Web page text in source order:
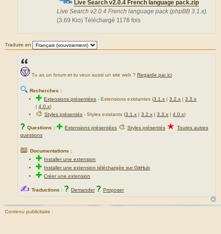
Live Search v2.0.4 French language pack.zip
Live Search v2.0.4 French language pack (phpBB 3.1.x).
(3.69 Kio) Téléchargé 1178 fois
Traduire en
Tu as un forum et tu veux aussi un site web ? Regarde par ici
🔍 Recherches :
✚Extensions présentées -Extensions existantes (3.1.x |3.2.x |3.3.x
|4.0.x)
🎨Styles présentés - Styles existants (3.1.x |3.2.x |3.3.x |4.0.x)
? Questions : ✚ Extensions présentées 🎨 Styles présentés ★ Toutes autres
questions
📖 Documentations :
✚ Installer une extension
✚ Installer une extension téléchargée sur GitHub
✚Créer une extension
✍ Traductions : ? Demander ? Proposer
Contenu publicitaire :